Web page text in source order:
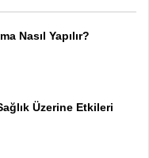
Nasıl Yapılır?
Üzerine Etkileri